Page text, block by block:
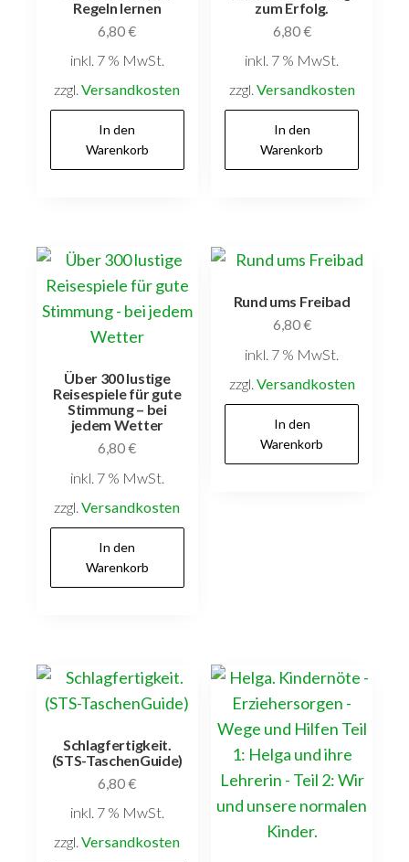
Regeln lernen
6,80€
inkl. 7 % MwSt.
zzgl.Versandkosten
In den
Warenkorb
zum Erfolg.
6,80€
inkl. 7 % MwSt.
zzgl. Versandkosten
In den
Warenkorb
Über 300 lustige
Reisespiele für gute
Stimmung – bei
jedem Wetter
6,80€
inkl. 7 % MwSt.
zzgl.Versandkosten
In den
Warenkorb
Rund ums Freibad
6,80€
inkl. 7 % MwSt.
zzgl. Versandkosten
In den
Warenkorb
Schlagfertigkeit.
(STS-TaschenGuide)
6,80€
inkl. 7 % MwSt.
zzgl.Versandkosten